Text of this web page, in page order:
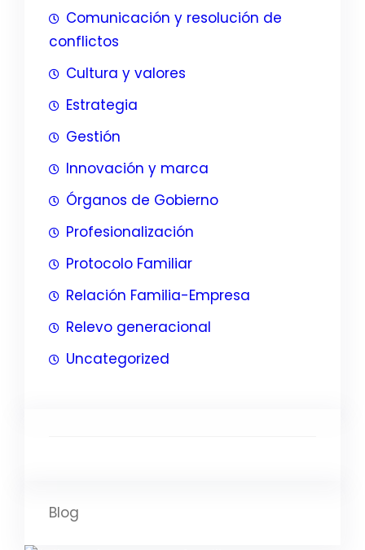
Comunicación y resolución de
conflictos
Cultura y valores
Estrategia
Gestión
Innovación y marca
Órganos de Gobierno
Profesionalización
Protocolo Familiar
Relación Familia-Empresa
Relevo generacional
Uncategorized
Blog